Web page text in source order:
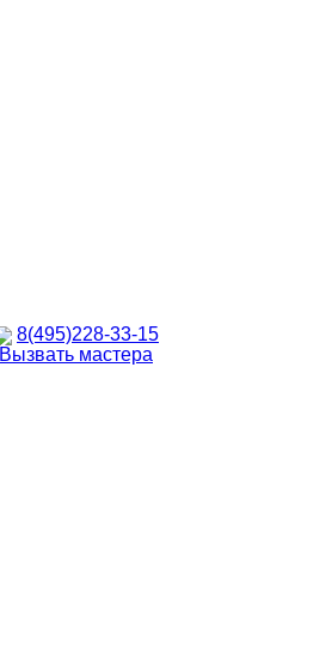
8(495)228-33-15
Вызвать мастера